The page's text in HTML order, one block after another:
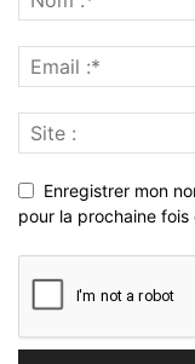
Enregistrer mon
pour la prochaine